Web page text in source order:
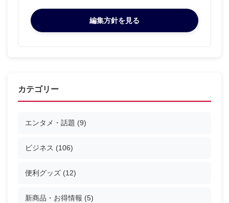
編集方針を見る
カテゴリー
エンタメ・話題 (9)
ビジネス (106)
便利グッズ (12)
新商品・お得情報 (5)